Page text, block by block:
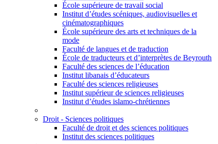
École supérieure de travail social
Institut d’études scéniques, audiovisuelles et
cinématographiques
École supérieure des arts et techniques de la
mode
Faculté de langues et de traduction
École de traducteurs et d’interprètes de Beyrouth
Faculté des sciences de l’éducation
Institut libanais d’éducateurs
Faculté des sciences religieuses
Institut supérieur de sciences religieuses
Institut d’études islamo-chrétiennes
Droit - Sciences politiques
Faculté de droit et des sciences politiques
Institut des sciences politiques